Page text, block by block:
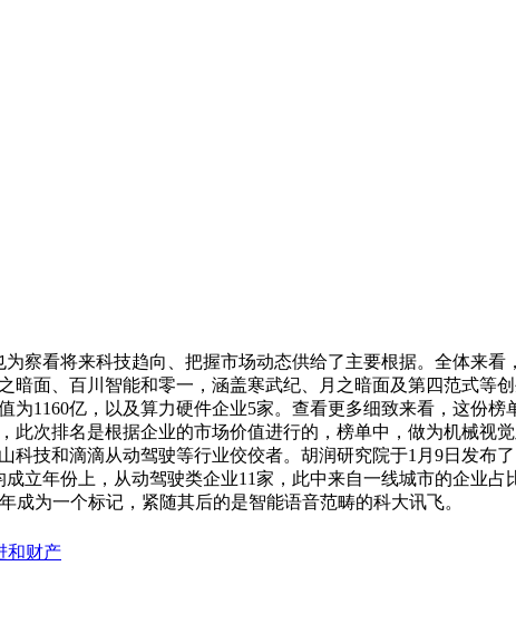
看将来科技趋向、把握市场动态供给了主要根据。全体来看
暗面、百川智能和零一，涵盖寒武纪、月之暗面及第四范式等
1160亿，以及算力硬件企业5家。查看更多细致来看，这份
此次排名是根据企业的市场价值进行的，榜单中，做为机械视
技和滴滴从动驾驶等行业佼佼者。胡润研究院于1月9日发布
立年份上，从动驾驶类企业11家，此中来自一线城市的企业
成为一个标记，紧随其后的是智能语音范畴的科大讯飞。
和财产